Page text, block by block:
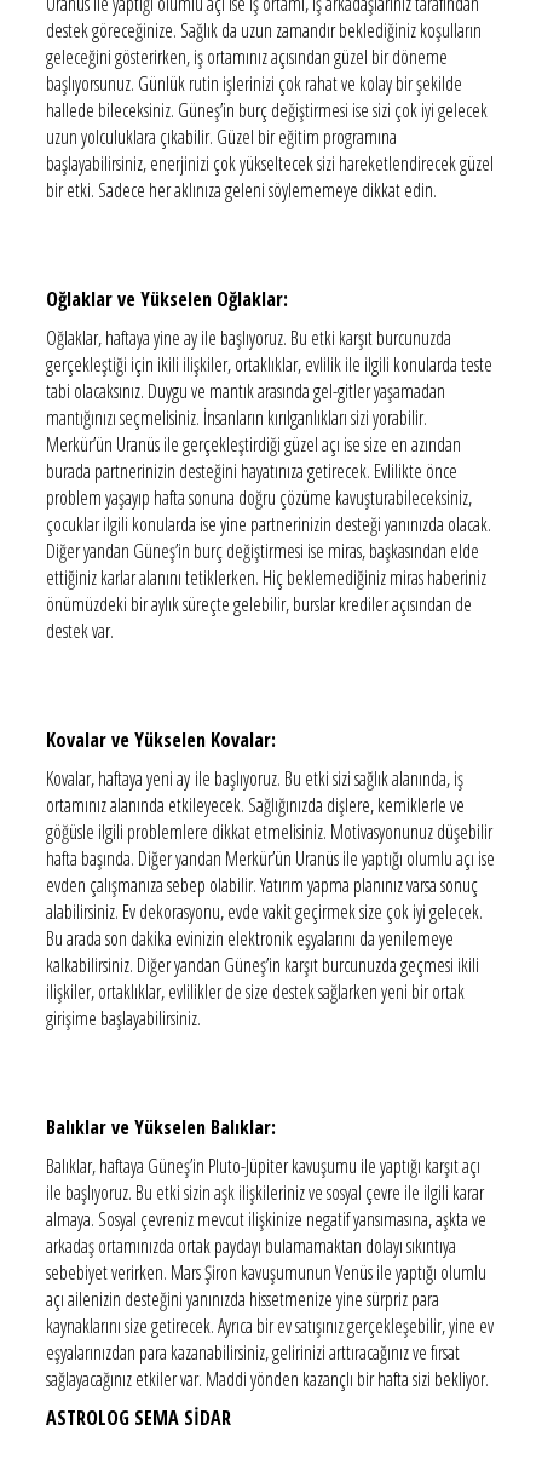
destek göreceğinize. Sağlık da uzun zamandır beklediğiniz koşulların
geleceğini gösterirken, iş ortamınız açısından güzel bir döneme
başlıyorsunuz. Günlük rutin işlerinizi çok rahat ve kolay bir şekilde
hallede bileceksiniz. Güneş’in burç değiştirmesi ise sizi çok iyi gelecek
uzun yolculuklara çıkabilir. Güzel bir eğitim programına
başlayabilirsiniz, enerjinizi çok yükseltecek sizi hareketlendirecek güzel
bir etki. Sadece her aklınıza geleni söylememeye dikkat edin.
Oğlaklar ve Yükselen Oğlaklar:
Oğlaklar, haftaya yine ay ile başlıyoruz. Bu etki karşıt burcunuzda
gerçekleştiği için ikili ilişkiler, ortaklıklar, evlilik ile ilgili konularda teste
tabi olacaksınız. Duygu ve mantık arasında gel-gitler yaşamadan
mantığınızı seçmelisiniz. İnsanların kırılganlıkları sizi yorabilir.
Merkür’ün Uranüs ile gerçekleştirdiği güzel açı ise size en azından
burada partnerinizin desteğini hayatınıza getirecek. Evlilikte önce
problem yaşayıp hafta sonuna doğru çözüme kavuşturabileceksiniz,
çocuklar ilgili konularda ise yine partnerinizin desteği yanınızda olacak.
Diğer yandan Güneş’in burç değiştirmesi ise miras, başkasından elde
ettiğiniz karlar alanını tetiklerken. Hiç beklemediğiniz miras haberiniz
önümüzdeki bir aylık süreçte gelebilir, burslar krediler açısından de
destek var.
Kovalar ve Yükselen Kovalar:
Kovalar, haftaya yeni ay ile başlıyoruz. Bu etki sizi sağlık alanında, iş
ortamınız alanında etkileyecek. Sağlığınızda dişlere, kemiklerle ve
göğüsle ilgili problemlere dikkat etmelisiniz. Motivasyonunuz düşebilir
hafta başında. Diğer yandan Merkür’ün Uranüs ile yaptığı olumlu açı ise
evden çalışmanıza sebep olabilir. Yatırım yapma planınız varsa sonuç
alabilirsiniz. Ev dekorasyonu, evde vakit geçirmek size çok iyi gelecek.
Bu arada son dakika evinizin elektronik eşyalarını da yenilemeye
kalkabilirsiniz. Diğer yandan Güneş’in karşıt burcunuzda geçmesi ikili
ilişkiler, ortaklıklar, evlilikler de size destek sağlarken yeni bir ortak
girişime başlayabilirsiniz.
Balıklar ve Yükselen Balıklar:
Balıklar, haftaya Güneş’in Pluto-Jüpiter kavuşumu ile yaptığı karşıt açı
ile başlıyoruz. Bu etki sizin aşk ilişkileriniz ve sosyal çevre ile ilgili karar
almaya. Sosyal çevreniz mevcut ilişkinize negatif yansımasına, aşkta ve
arkadaş ortamınızda ortak paydayı bulamamaktan dolayı sıkıntıya
sebebiyet verirken. Mars Şiron kavuşumunun Venüs ile yaptığı olumlu
açı ailenizin desteğini yanınızda hissetmenize yine sürpriz para
kaynaklarını size getirecek. Ayrıca bir ev satışınız gerçekleşebilir, yine ev
eşyalarınızdan para kazanabilirsiniz, gelirinizi arttıracağınız ve fırsat
sağlayacağınız etkiler var. Maddi yönden kazançlı bir hafta sizi bekliyor.
ASTROLOG SEMA SİDAR